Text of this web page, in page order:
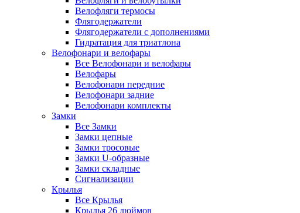
Велофляги термосы
Флягодержатели
Флягодержатели с дополнениями
Гидратация для триатлона
Велофонари и велофары
Все Велофонари и велофары
Велофары
Велофонари передние
Велофонари задние
Велофонари комплекты
Замки
Все Замки
Замки цепные
Замки тросовые
Замки U-образные
Замки складные
Сигнализации
Крылья
Все Крылья
Крылья 26 дюймов